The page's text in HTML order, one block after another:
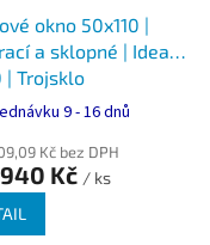
okno 50x110 |
a sklopné | Ideal
| Trojsklo
9 - 16 dnů
Kč bez DPH
Kč / ks